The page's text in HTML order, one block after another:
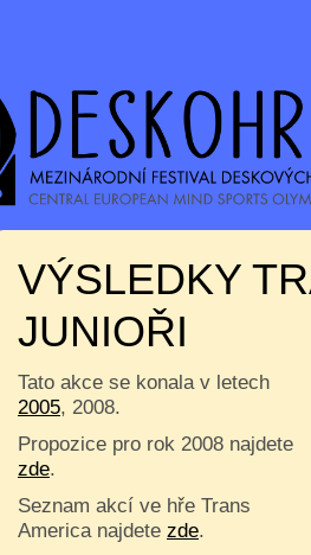
VÝSLEDKY
JUNIOŘI
Tato akce se konala v letech
2005, 2008.
Propozice pro rok 2008 najdete
zde.
Seznam akcí ve hře Trans
America najdete zde.